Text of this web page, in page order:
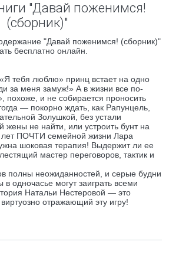
"Давай поженимся!
(сборник)"
"Давай поженимся! (сборник)"
бесплатно онлайн.
«Я тебя люблю» принц встает на одно
за меня замуж!» А в жизни все по-
похоже, и не собирается проносить
— покорно ждать, как Рапунцель,
Золушкой, без устали
жены не найти, или устроить бунт на
лет ПОЧТИ семейной жизни Лара
шоковая терапия! Выдержит ли ее
мастер переговоров, тактик и
полны неожиданностей, и серые будни
одночасье могут заиграть всеми
Натальи Нестеровой — это
отражающий эту игру!